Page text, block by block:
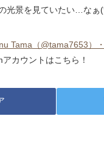
光景を見ていたい…な
Tama（@tama7653）
カウントはこちら！